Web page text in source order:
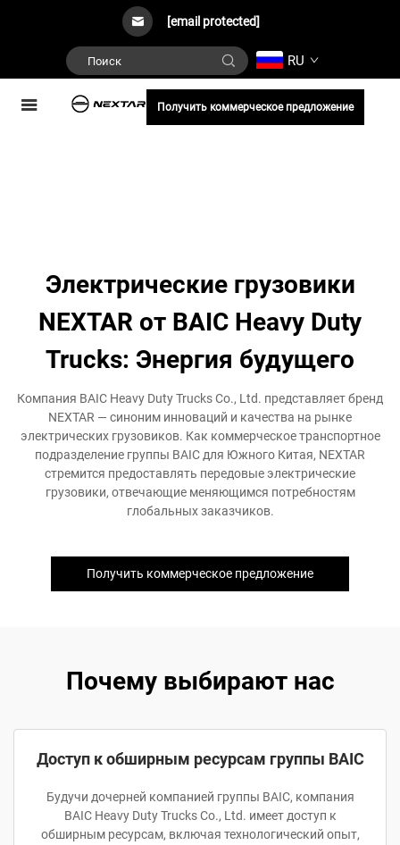
[email protected]
RU
Получить коммерческое предложение
Электрические грузовики
NEXTAR от BAIC Heavy Duty
Trucks: Энергия будущего
Компания BAIC Heavy Duty Trucks Co., Ltd. представляет бренд
NEXTAR — синоним инноваций и качества на рынке
электрических грузовиков. Как коммерческое транспортное
подразделение группы BAIC для Южного Китая, NEXTAR
стремится предоставлять передовые электрические
грузовики, отвечающие меняющимся потребностям
глобальных заказчиков.
Получить коммерческое предложение
Почему выбирают нас
Доступ к обширным ресурсам группы BAIC
Будучи дочерней компанией группы BAIC, компания
BAIC Heavy Duty Trucks Co., Ltd. имеет доступ к
обширным ресурсам, включая технологический опыт,